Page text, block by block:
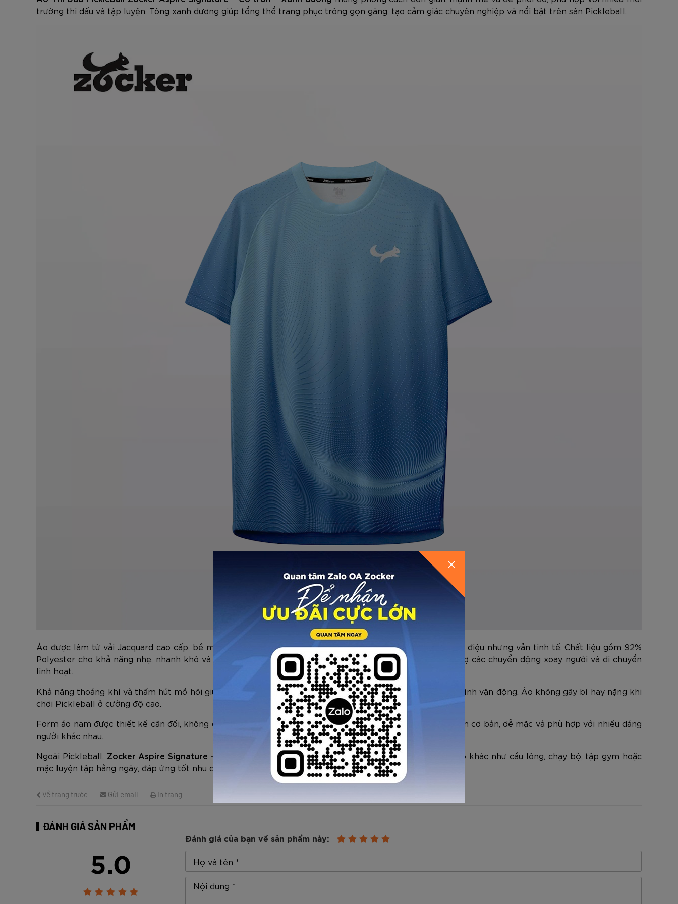
trường thi đấu và tập luyện. Tông xanh dương giúp tổng thể trang phục trông gọn gàng, tạo cảm giác chuyên nghiệp và nổi bật trên sân Pickleball.
Áo được làm từ vải Jacquard cao cấp, bề mặt dệt họa tiết trực tiếp giúp áo có chiều sâu nhẹ, không đơn điệu nhưng vẫn tinh tế. Chất liệu gồm 92%
Polyester cho khả năng nhẹ, nhanh khô và hạn chế nhăn, kết hợp 8% Spandex giúp áo co giãn tốt, hỗ trợ các chuyển động xoay người và di chuyển
linh hoạt.
Khả năng thoáng khí và thấm hút mồ hôi giúp người mặc luôn cảm thấy khô ráo, dễ chịu trong suốt quá trình vận động. Áo không gây bí hay nặng khi
chơi Pickleball ở cường độ cao.
Form áo nam được thiết kế cân đối, không quá ôm cũng không quá rộng, tạo sự thoải mái khi mặc. Cổ tròn cơ bản, dễ mặc và phù hợp với nhiều dáng
người khác nhau.
Ngoài Pickleball, Zocker Aspire Signature – Xanh dương
còn phù hợp khi sử dụng cho các môn thể thao khác như cầu lông, chạy bộ, tập gym hoặc
mặc luyện tập hằng ngày, đáp ứng tốt nhu cầu sử dụng lâu dài.
Về trang trước Gửi email In trang
ĐÁNH GIÁ SẢN PHẨM
5.0
Đánh giá của bạn về sản phẩm này:
GỬI THÔNG TIN ĐỂ ZOCKER TƯ VẤN CHO BẠN